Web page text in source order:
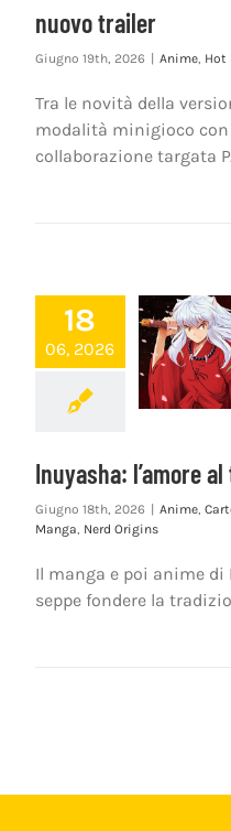
nuovo trailer
Giugno 19th, 2026 Anime, Hot
Tra le novità della
modalità minigioco
collaborazione targata
18
06, 2026
Inuyasha: l’amore
Giugno 18th, 2026 Anime,
Manga, Nerd Origins
Il manga e poi anime
seppe fondere la